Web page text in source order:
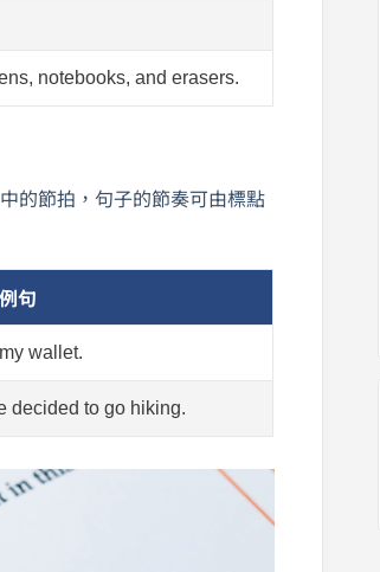
notebooks, and erasers.
的節拍，句子的節奏可由標點
例句
wallet.
decided to go hiking.